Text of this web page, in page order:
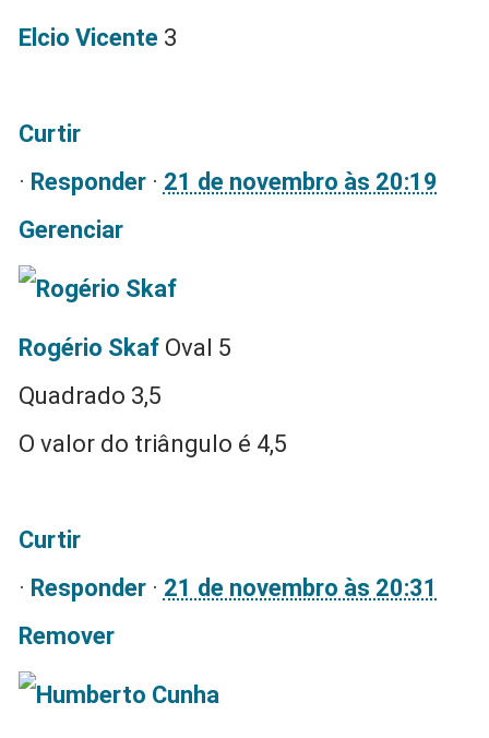
Elcio Vicente 3
Curtir
· Responder· 21 de novembro às 20:19
Gerenciar
Rogério Skaf Oval 5
Quadrado 3,5
O valor do triângulo é 4,5
Curtir
· Responder· 21 de novembro às 20:31
Remover